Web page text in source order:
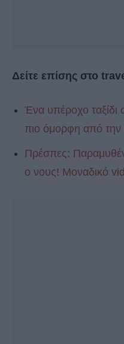
Δείτε επίσης στο
Ένα υπέροχο ταξίδι
πιο όμορφη από την
Πρέσπες:
ο νους! Μοναδικό